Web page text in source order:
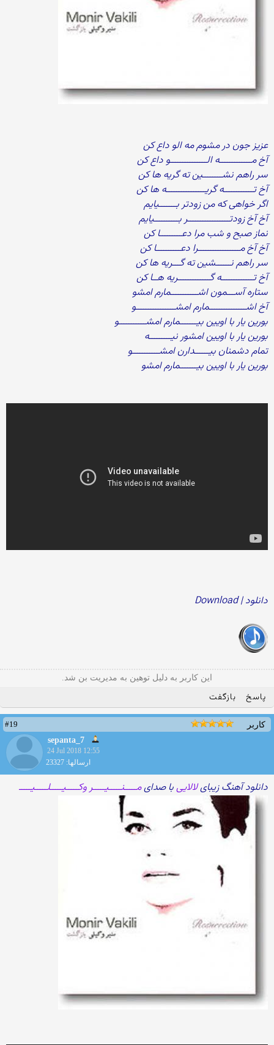
عزیز جون در مشوم مه الو داع کن
آخ مـــــــــــــه الـــــــــــــــو داع کن
سر راهم نشــــــــین ته گریه ها کن
آخ تــــــــــــه گریــــــــــــــــه ها کن
اگر خواهی که من زودتر بـــــــیایم
آخ آخ زودتـــــــــــــــــر بــــــــــیایم
نماز صبح و شب مرا دعـــــــــا کن
آخ آخ مـــــــــــــــــرا دعــــــــــا کن
سر راهم نــــــشین ته گـــریه ها کن
آخ تـــــــــــــه گـــــــــــــریه هــا کن
ستاره آســـمون اشـــــــــــمارم امشو
آخ اشـــــــــــــــمارم امشــــــــــــــــو
بورین یار با اویین بیـــــــمارم امشـــــــــــو
بورین یار با اویین امشور نیـــــــــه
تمام دشمنان بیــــــدارن امشـــــــــــو
بورین یار با اویین بیـــــــمارم امشو
دانلود | Download
این کاربر به دلیل توهین به مدیریت بن شد.
پاسخ بازگفت
کاربر
#19
sepanta_7
24 Jul 2018 12:55
ارسالها: 23327
دانلود آهنگ زیبایلالاییبا صدایمـــــنـــــیـــــر وکـــــیـــــلـــــیـــــ